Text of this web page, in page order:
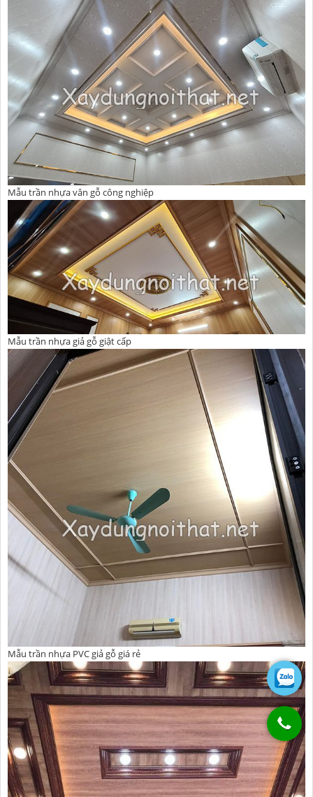
Mẫu trần nhựa vân gỗ công nghiệp
Mẫu trần nhựa giả gỗ giật cấp
Mẫu trần nhựa PVC giả gỗ giá rẻ